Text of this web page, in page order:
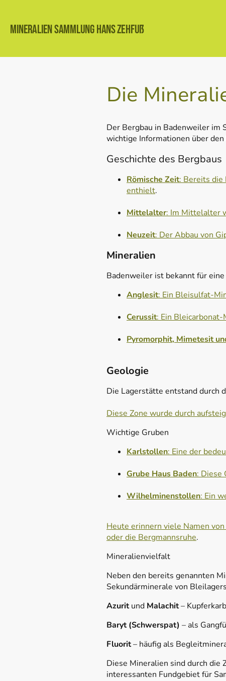
Mineralien Sammlung Hans Zehfuß
Die
Der Bergbau in Badenweiler im
wichtige Informationen über
Geschichte des Bergbaus
Römische Zeit: Bereits die
enthielt.
Mittelalter: Im Mittelalter
Neuzeit: Der Abbau von
Mineralien
Badenweiler ist bekannt für
Anglesit: Ein Bleisulfat-
Cerussit: Ein
Pyromorphit, Mimetesit
Geologie
Die Lagerstätte entstand durch
Diese Zone wurde durch
Wichtige Gruben
Karlstollen: Eine der
Grube Haus Baden: Diese
Wilhelminenstollen: Ein
Heute erinnern viele Namen
oder die Bergmannsruhe.
Mineralienvielfalt
Neben den bereits genannten
Sekundärminerale von
Azuritund Malachit–
Baryt (Schwerspat) – als
Fluorit– häufig als
Diese Mineralien sind durch die
interessanten Fundgebiet für